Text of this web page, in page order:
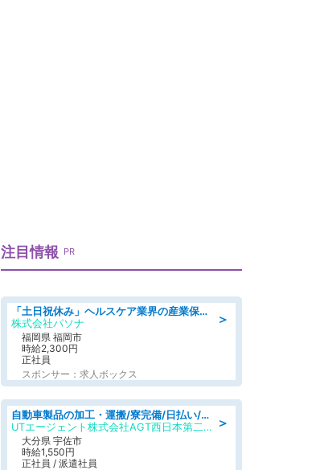
注目情報 PR
＞
「土日祝休み」ヘルスケア業界の産業保健師/高時給/未経験OK/要資格:保健師、正看護師
株式会社パソナ
福岡県 福岡市
時給2,300円
正社員
スポンサー：求人ボックス
＞
自動車製品の加工・運搬/寮完備/日払い/工場・製造
UTエージェント株式会社AGT西日本第二CU
大分県 宇佐市
時給1,550円
正社員 / 派遣社員